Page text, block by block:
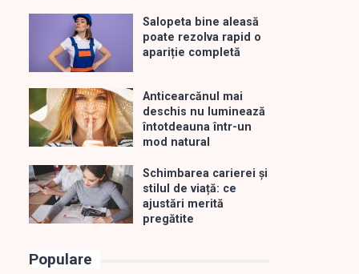
Salopeta bine aleasă
poate rezolva rapid o
apariție completă
Anticearcănul mai
deschis nu luminează
întotdeauna într-un
mod natural
Schimbarea carierei și
stilul de viață: ce
ajustări merită
pregătite
Populare